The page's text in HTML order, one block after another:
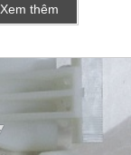
Xem thêm